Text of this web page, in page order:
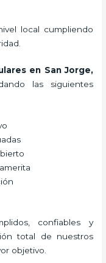
local cumpliendo
en San Jorge,
las siguientes
confiables y
total de nuestros
objetivo.